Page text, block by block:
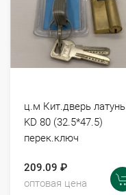
ц.м Кит.дверь латунь
KD 80 (32.5*47.5)
перек.ключ
209.09 ₽
оптовая цена